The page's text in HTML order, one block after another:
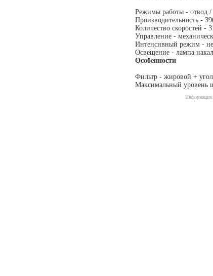
Режимы работы - отвод /
Производительность -
Количество скоростей - 3
Управление -
Интенсивный режим -
Освещение - лампа
Особенности
Фильтр - жировой +
Максимальный уровень
Информация